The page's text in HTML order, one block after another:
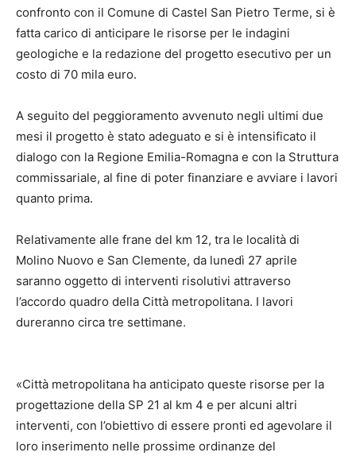
confronto con il Comune di Castel San Pietro Terme, si è
fatta carico di anticipare le risorse per le indagini
geologiche e la redazione del progetto esecutivo per un
costo di 70 mila euro.
A seguito del peggioramento avvenuto negli ultimi due
mesi il progetto è stato adeguato e si è intensificato il
dialogo con la Regione Emilia-Romagna e con la Struttura
commissariale, al fine di poter finanziare e avviare i lavori
quanto prima.
Relativamente alle frane del km 12, tra le località di
Molino Nuovo e San Clemente, da lunedì 27 aprile
saranno oggetto di interventi risolutivi attraverso
l’accordo quadro della Città metropolitana. I lavori
dureranno circa tre settimane.
«Città metropolitana ha anticipato queste risorse per la
progettazione della SP 21 al km 4 e per alcuni altri
interventi, con l’obiettivo di essere pronti ed agevolare il
loro inserimento nelle prossime ordinanze del